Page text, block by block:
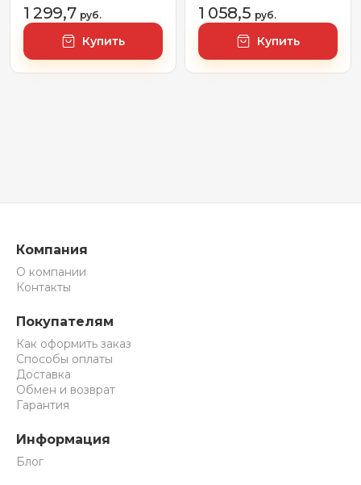
1 299,7 руб.
Купить
матовое)
1 058,5 руб.
Купить
Компания
О компании
Контакты
Покупателям
Как оформить заказ
Способы оплаты
Доставка
Обмен и возврат
Гарантия
Информация
Блог